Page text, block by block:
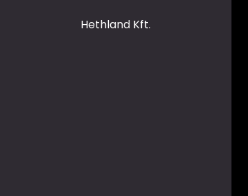
Hethland Kft.